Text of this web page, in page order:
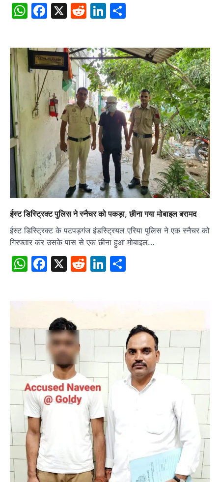
WhatsApp
Facebook
X RedditLinkedIn
ईस्ट डिस्ट्रिक्ट पुलिस ने स्नैचर को पकड़ा, छीना गया मोबाइल बरामद
ईस्ट डिस्ट्रिक्ट के पटपड़गंज इंडस्ट्रियल एरिया पुलिस ने एक स्नैचर को
गिरफ्तार कर उसके पास से एक छीना हुआ मोबाइल…
WhatsApp
Facebook
X RedditLinkedIn